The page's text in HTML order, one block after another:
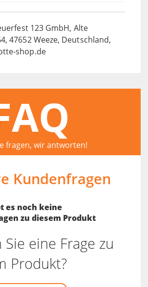
123 GmbH, Alte
47652 Weeze, Deutschland,
shop.de
fragen, wir antworten!
Kundenfragen
es noch keine
zu diesem Produkt
Sie eine Frage zu
Produkt?